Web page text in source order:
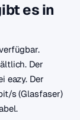
es in
Der
eazy. Der
s (Glasfaser)